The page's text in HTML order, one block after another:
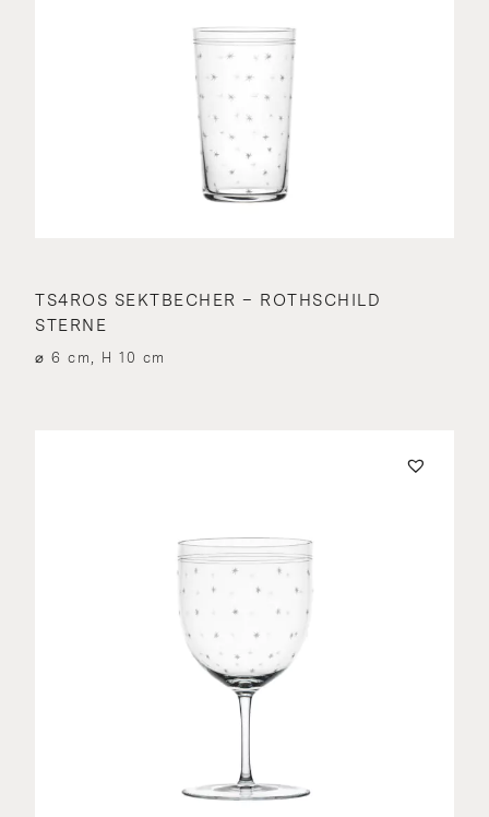
TS4ROS SEKTBECHER – ROTHSCHILD
STERNE
⌀ 6 cm, H 10 cm